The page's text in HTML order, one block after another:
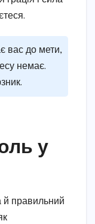
вас до мети,
немає.
у
й правильний